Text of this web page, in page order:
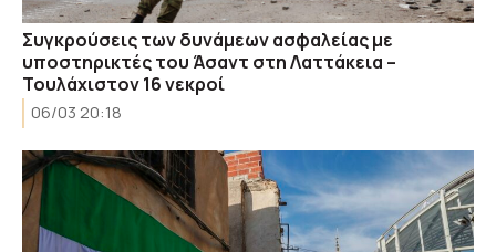
Συγκρούσεις των δυνάμεων ασφαλείας με
υποστηρικτές του Άσαντ στη Λαττάκεια –
Τουλάχιστον 16 νεκροί
06/03 20:18